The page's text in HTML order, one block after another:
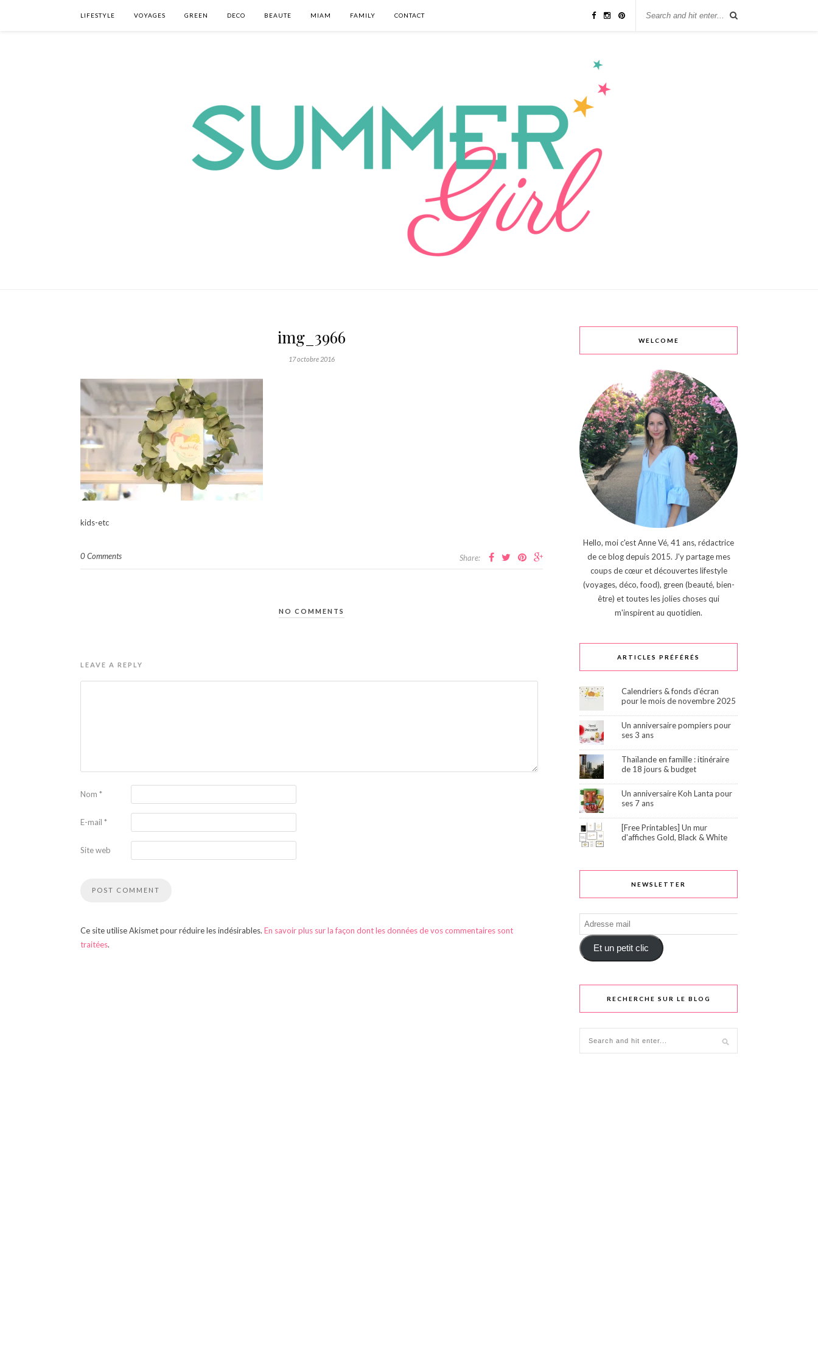
LIFESTYLE VOYAGES GREEN DECO BEAUTE MIAM FAMILY CONTACT
img_3966
17 octobre 2016
kids-etc
0 Comments Share:
NO COMMENTS
LEAVE A REPLY
Nom *
E-mail *
Site web
Ce site utilise Akismet pour réduire les indésirables. En savoir plus sur la façon dont les données de vos commentaires sont
traitées.
WELCOME
Hello, moi c'est Anne Vé, 41 ans, rédactrice
de ce blog depuis 2015. J'y partage mes
coups de cœur et découvertes lifestyle
(voyages, déco, food), green (beauté, bien-
être) et toutes les jolies choses qui
m'inspirent au quotidien.
ARTICLES PRÉFÉRÉS
Calendriers & fonds d'écran
pour le mois de novembre 2025
Un anniversaire pompiers pour
ses 3 ans
Thaïlande en famille : itinéraire
de 18 jours & budget
Un anniversaire Koh Lanta pour
ses 7 ans
[Free Printables] Un mur
d'affiches Gold, Black & White
NEWSLETTER
Adresse
mail
Et un petit clic
RECHERCHE SUR LE BLOG